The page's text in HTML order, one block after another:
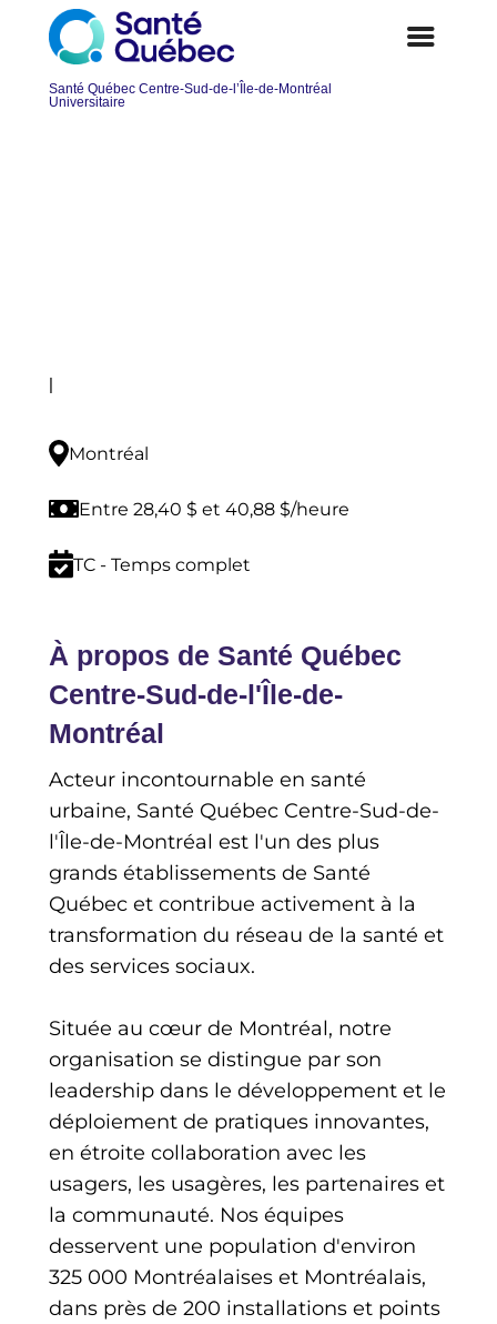
Montréal
Entre 28,40 $ et 40,88 $/heure
TC - Temps complet
À propos de Santé Québec
Centre-Sud-de-l'Île-de-
Montréal
Acteur incontournable en santé
urbaine, Santé Québec Centre-Sud-de-
l'Île-de-Montréal est l'un des plus
grands établissements de Santé
Québec et contribue activement à la
transformation du réseau de la santé et
des services sociaux.
Située au cœur de Montréal, notre
organisation se distingue par son
leadership dans le développement et le
déploiement de pratiques innovantes,
en étroite collaboration avec les
usagers, les usagères, les partenaires et
la communauté. Nos équipes
desservent une population d'environ
325 000 Montréalaises et Montréalais,
dans près de 200 installations et points